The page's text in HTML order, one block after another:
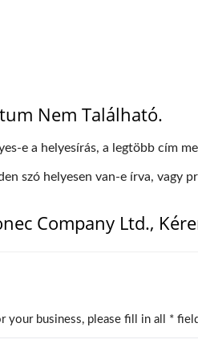
Nem Található.
e a helyesírás, a legtöbb cím
szó helyesen van-e írva, vagy
Company Ltd.,